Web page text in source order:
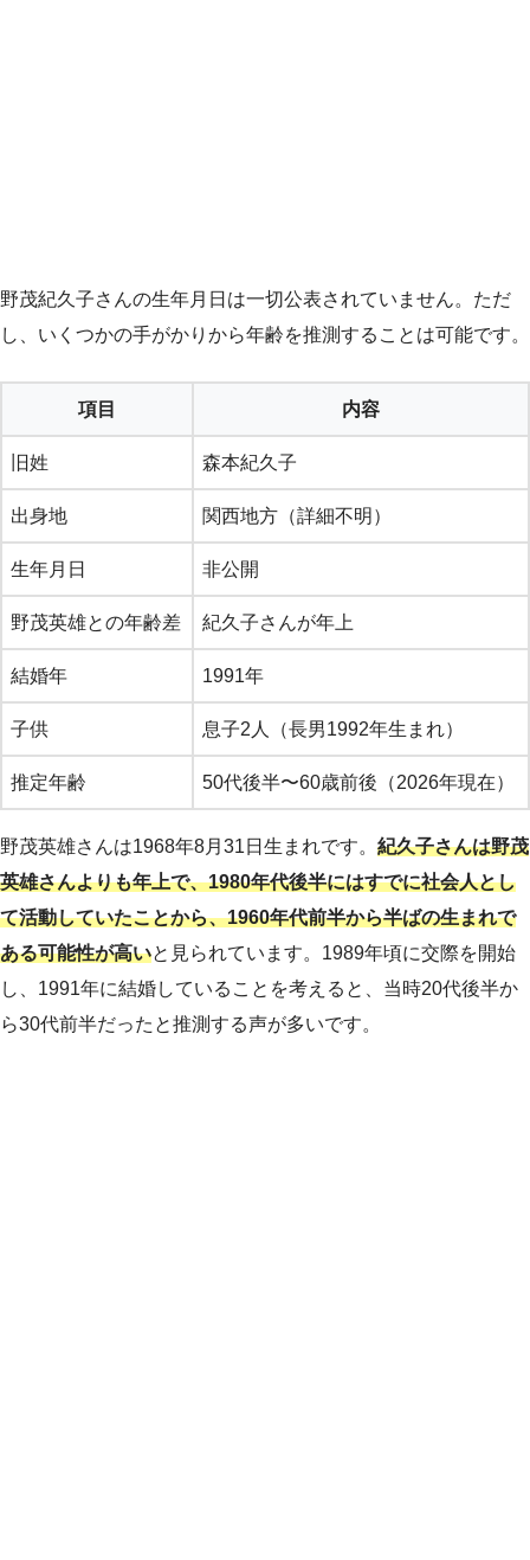
野茂紀久子さんの生年月日は一切公表されていません。ただ
し、いくつかの手がかりから年齢を推測することは可能です。
項目 内容
旧姓 森本紀久子
出身地 関西地方（詳細不明）
生年月日 非公開
野茂英雄との年齢差 紀久子さんが年上
結婚年 1991年
子供 息子2人（長男1992年生まれ）
推定年齢 50代後半〜60歳前後（2026年現在）
野茂英雄さんは1968年8月31日生まれです。 紀久子さんは野茂
英雄さんよりも年上で、1980年代後半にはすでに社会人とし
て活動していたことから、1960年代前半から半ばの生まれで
ある可能性が高いと見られています。1989年頃に交際を開始
し、1991年に結婚していることを考えると、当時20代後半か
ら30代前半だったと推測する声が多いです。